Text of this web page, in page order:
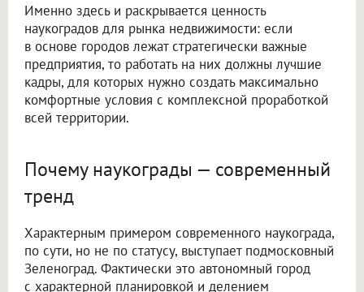
Именно здесь и раскрывается ценность
наукоградов для рынка недвижимости: если
в основе городов лежат стратегически важные
предприятия, то работать на них должны лучшие
кадры, для которых нужно создать максимально
комфортные условия с комплексной проработкой
всей территории.
Почему наукограды — современный
тренд
Характерным примером современного наукограда,
по сути, но не по статусу, выступает подмосковный
Зеленоград. Фактически это автономный город
с характерной планировкой и делением